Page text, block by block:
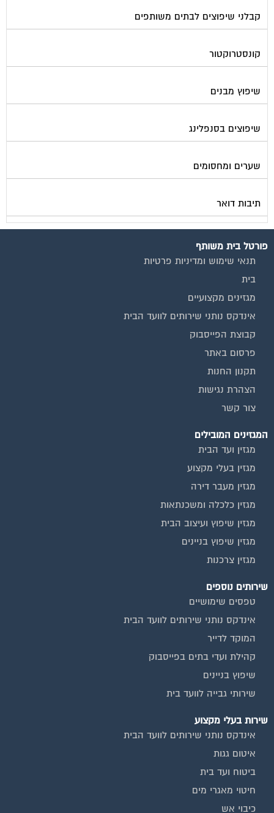
קבלני שיפוצים לבתים משותפים
קונסטרוקטור
שיפוץ מבנים
שיפוצים בסנפלינג
שערים ומחסומים
תיבות דואר
פורטל בית משותף
תנאי שימוש ומדיניות פרטיות
בית
מגזינים מקצועיים
אינדקס נותני שירותים לוועד הבית
קבוצת הפייסבוק
פרסום באתר
תקנון החנות
הצהרת נגישות
צור קשר
המגזינים המובילים
מגזין ועד הבית
מגזין בעלי מקצוע
מגזין מעבר דירה
מגזין כלכלה ומשכנתאות
מגזין שיפוץ ועיצוב הבית
מגזין שיפוץ בניינים
מגזין צרכנות
שירותים נוספים
טפסים שימושיים
אינדקס נותני שירותים לוועד הבית
המוקד לדייר
קהילת ועדי בתים בפייסבוק
שיפוץ בניינים
שירותי גבייה לוועד בית
שירות בעלי מקצוע
אינדקס נותני שירותים לוועד הבית
איטום גגות
ביטוח ועד בית
חיטוי מאגרי מים
כיבוי אש